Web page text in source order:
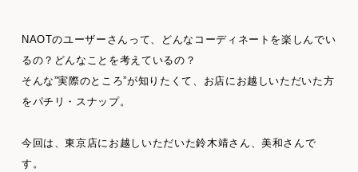
NAOTのユーザーさんって、どんなコーディネートを楽しんでい
るの？どんなことを考えているの？
そんな”実際のところ”が知りたくて、お店にお越しいただいた方
をパチリ・スナップ。
今回は、東京店にお越しいただいた鈴木靖さん、美和さんで
す。